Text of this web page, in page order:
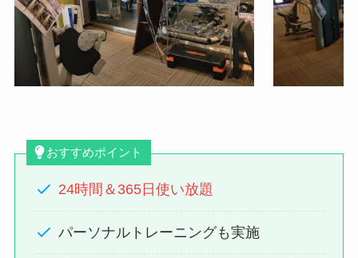
おすすめポイント
24時間＆365日使い放題
パーソナルトレーニングも実施